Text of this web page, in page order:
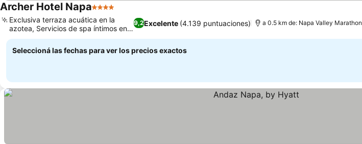
Archer Hotel Napa4 Estrellas
9,2Excelente (4.139 puntuaciones)
Exclusiva terraza acuática en la
azotea, Servicios de spa íntimos en
la azotea
a 0.5 km de: Napa Valley Marathon
Seleccioná las fechas para ver los precios exactos